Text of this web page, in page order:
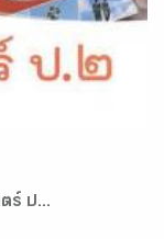
ร์ ป...